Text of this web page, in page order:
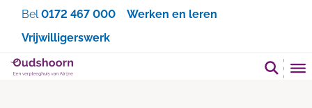
Bel0172 467 000
Werken en leren
Vrijwilligerswerk